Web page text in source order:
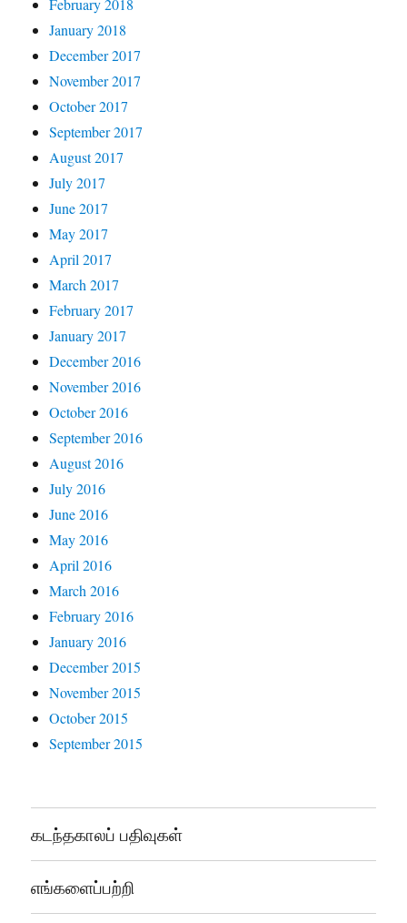
January 2018
December 2017
November 2017
October 2017
September 2017
August 2017
July 2017
June 2017
May 2017
April 2017
March 2017
February 2017
January 2017
December 2016
November 2016
October 2016
September 2016
August 2016
July 2016
June 2016
May 2016
April 2016
March 2016
February 2016
January 2016
December 2015
November 2015
October 2015
September 2015
கடந்தகாலப் பதிவுகள்
எங்களைப்பற்றி